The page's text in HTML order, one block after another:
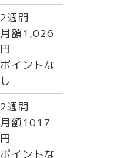
2週間
月額1,026
円
ポイントな
し
2週間
月額1017
円
ポイントな